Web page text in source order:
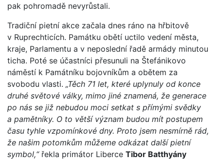
pak pohromadě nevyrůstali.
Tradiční pietní akce začala dnes ráno na hřbitově
v Ruprechticích. Památku obětí uctilo vedení města,
kraje, Parlamentu a v neposlední řadě armády minutou
ticha. Poté se účastníci přesunuli na Štefánikovo
náměstí k Památníku bojovníkům a obětem za
svobodu vlasti. „Těch 71 let, které uplynuly od konce
druhé světové války, mimo jiné znamená, že generace
po nás se již nebudou moci setkat s přímými svědky
a pamětníky. O to větší význam budou mít postupem
času tyhle vzpomínkové dny. Proto jsem nesmírně rád,
že našim potomkům můžeme odkázat další pietní
symbol,“ řekla primátor Liberce Tibor Batthyány